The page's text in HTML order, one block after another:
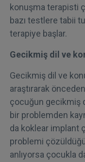
konuşma terapisti
bazı testlere tabii
terapiye başlar.
Gecikmiş dil ve
Gecikmiş dil ve
araştırarak
çocuğun gecikmiş
bir problemden
da koklear implant
problemi
anlıyorsa çocukla